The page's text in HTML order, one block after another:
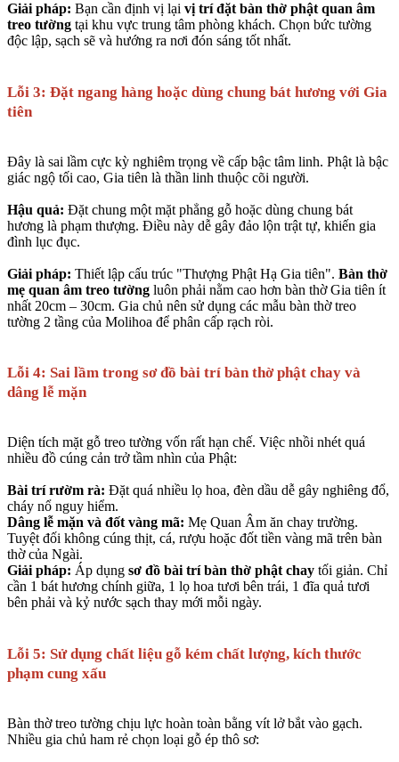
Giải pháp: Bạn cần định vị lại vị trí đặt bàn thờ phật quan âm
treo tường tại khu vực trung tâm phòng khách. Chọn bức tường
độc lập, sạch sẽ và hướng ra nơi đón sáng tốt nhất.
Lỗi 3: Đặt ngang hàng hoặc dùng chung bát hương với Gia
tiên
Đây là sai lầm cực kỳ nghiêm trọng về cấp bậc tâm linh. Phật là bậc
giác ngộ tối cao, Gia tiên là thần linh thuộc cõi người.
Hậu quả: Đặt chung một mặt phẳng gỗ hoặc dùng chung bát
hương là phạm thượng. Điều này dễ gây đảo lộn trật tự, khiến gia
đình lục đục.
Giải pháp: Thiết lập cấu trúc "Thượng Phật Hạ Gia tiên". Bàn thờ
mẹ quan âm treo tường luôn phải nằm cao hơn bàn thờ Gia tiên ít
nhất 20cm – 30cm. Gia chủ nên sử dụng các mẫu bàn thờ treo
tường 2 tầng của Molihoa để phân cấp rạch ròi.
Lỗi 4: Sai lầm trong sơ đồ bài trí bàn thờ phật chay và
dâng lễ mặn
Diện tích mặt gỗ treo tường vốn rất hạn chế. Việc nhồi nhét quá
nhiều đồ cúng cản trở tầm nhìn của Phật:
Bài trí rườm rà: Đặt quá nhiều lọ hoa, đèn dầu dễ gây nghiêng đổ,
cháy nổ nguy hiểm.
Dâng lễ mặn và đốt vàng mã: Mẹ Quan Âm ăn chay trường.
Tuyệt đối không cúng thịt, cá, rượu hoặc đốt tiền vàng mã trên bàn
thờ của Ngài.
Giải pháp: Áp dụng sơ đồ bài trí bàn thờ phật chay tối giản. Chỉ
cần 1 bát hương chính giữa, 1 lọ hoa tươi bên trái, 1 đĩa quả tươi
bên phải và kỷ nước sạch thay mới mỗi ngày.
Lỗi 5: Sử dụng chất liệu gỗ kém chất lượng, kích thước
phạm cung xấu
Bàn thờ treo tường chịu lực hoàn toàn bằng vít lở bắt vào gạch.
Nhiều gia chủ ham rẻ chọn loại gỗ ép thô sơ: